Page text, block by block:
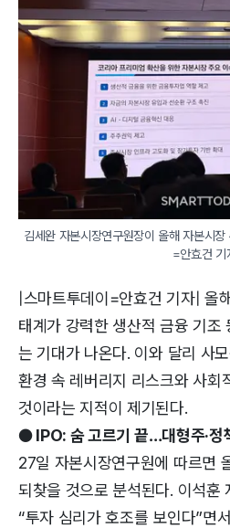
김세완 자본시장연구원장이 올해 자본시
=안효건 기
|스마트투데이=안효건 기자| 올
태계가 강력한 생산적 금융 기조
는 기대가 나온다. 이와 달리 사
환경 속 레버리지 리스크와 사회
것이라는 지적이 제기된다.
● IPO: 숨 고르기 끝…대형주·정
27일 자본시장연구원에 따르면
되찾을 것으로 분석된다. 이석훈
“투자 심리가 호조를 보인다”면